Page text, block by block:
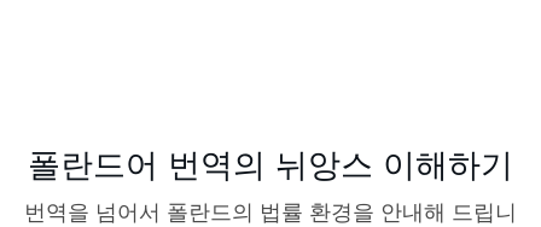
폴란드어 번역의 뉘앙스 이해하기
번역을 넘어서 폴란드의 법률 환경을 안내해 드립니